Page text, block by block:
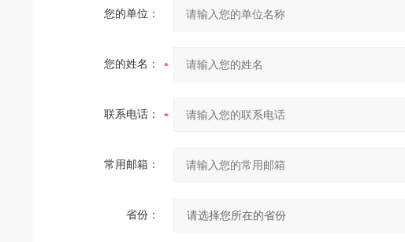
您的单位：
您的姓名：
联系电话：
常用邮箱：
省份：